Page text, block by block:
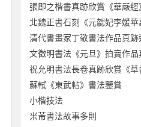
張即之楷書真跡欣賞《華嚴經
北魏正書石刻《元勰妃李媛華
清代書畫家丁敬書法作品真跡
文徵明書法《元旦》拍賣作品
蘇軾《東武帖》書法鑒賞
小楷技法
米芾書法故事多則